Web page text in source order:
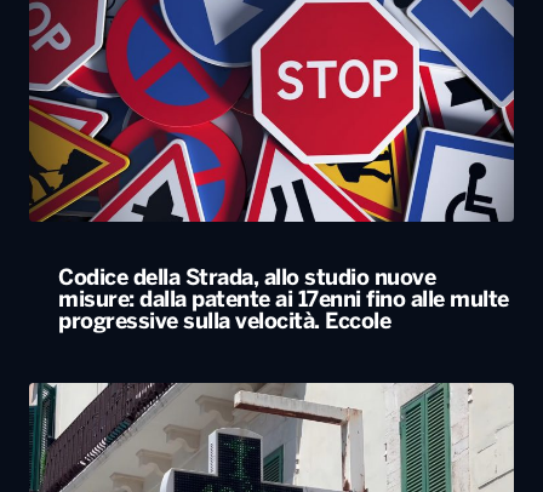
Codice della Strada, allo studio nuove
misure: dalla patente ai 17enni fino alle multe
progressive sulla velocità. Eccole